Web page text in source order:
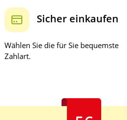
Sicher einkaufen
Wählen Sie die für Sie bequemste
Zahlart.